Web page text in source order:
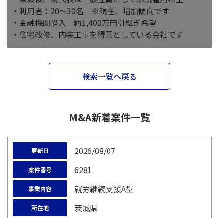
・利用者：20～30名 ※現在、増加傾向です
・金融機関借入 約1,400万円引継ぎ希望
・住宅改修、内装工事を得意としている会社です
検索一覧へ戻る
M&A新着案件一覧
更新日 2026/08/07
案件番号 6281
事業内容 就労継続支援A型
所在地 茨城県